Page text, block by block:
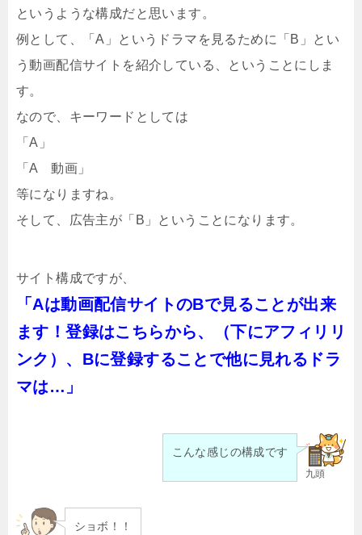
というような構成だと思います。
例として、「A」というドラマを見るために「B」とい
う動画配信サイトを紹介している、ということにしま
す。
なので、キーワードとしては
「A」
「A 動画」
等になりますね。
そして、広告主が「B」ということになります。
サイト構成ですが、
「Aは動画配信サイトのBで見ることが出来
ます！登録はこちらから、（下にアフィリリ
ンク）、Bに登録することで他に見れるドラ
マは…」
九頭
こんな感じの構成です
ショボ！！